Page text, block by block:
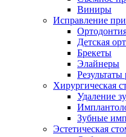
Виниры
Исправление
Детская
Брекеты
Элайнеры
Результаты
Хирургическая
Удаление
Зубные
Эстетическая